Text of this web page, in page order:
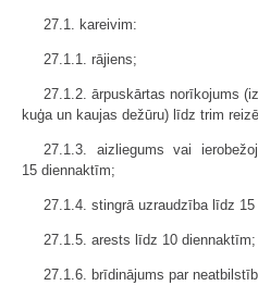
27.1. kareivim:
27.1.1. rājiens;
27.1.2. ārpuskārtas norīkojums
kuģa un kaujas dežūru) līdz trim
27.1.3. aizliegums vai
15 dien­naktīm;
27.1.4. stingrā uzraudzība līdz
27.1.5. arests līdz 10 diennaktīm;
27.1.6. brīdinājums par